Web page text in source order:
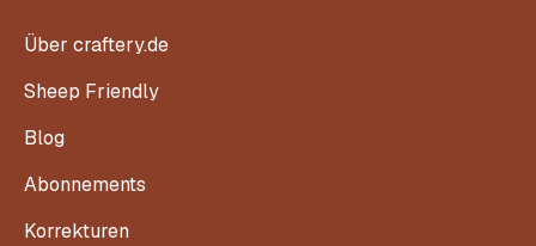
Über craftery.de
Sheep Friendly
Blog
Abonnements
Korrekturen